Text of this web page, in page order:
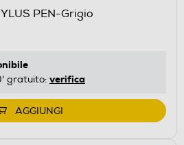
PEN-Grigio
gratuito: verifica
AGGIUNGI